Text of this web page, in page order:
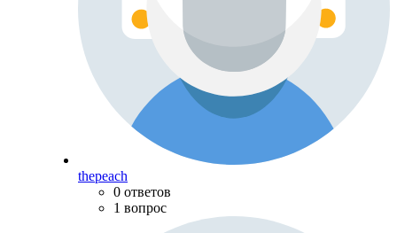
thepeach
0 ответов
1 вопрос